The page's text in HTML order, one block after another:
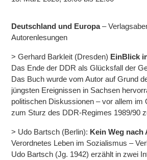
Deutschland und Europa–
Autorenlesungen
> Gerhard Barkleit (Dresden) EinBlick
Das Ende der DDR als Glücksfall der
Das Buch wurde vom Autor auf Grund
jüngsten Ereignissen in Sachsen
politischen Diskussionen – vor allem
zum Sturz des DDR-Regimes 1989/90
> Udo Bartsch (Berlin): Kein Weg nach
Verordnetes Leben im Sozialismus –
Udo Bartsch (Jg. 1942) erzählt in zwei